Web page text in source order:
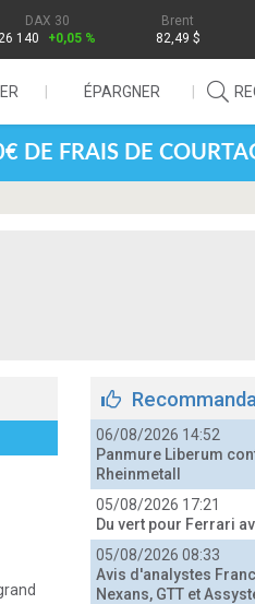
DAX 30
26 140
+0,05 %
Brent
82,49 $
ÉPARGNER
DE FRAIS DE
06/08/2026 14:52
Panmure Liberum
Rheinmetall
05/08/2026 17:21
Du vert pour Ferrari
05/08/2026 08:33
Avis d'analystes
Nexans, GTT et